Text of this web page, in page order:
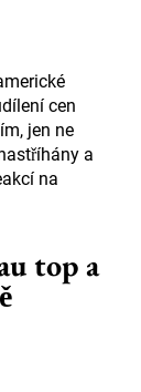
cen
jen ne
a
na
top a